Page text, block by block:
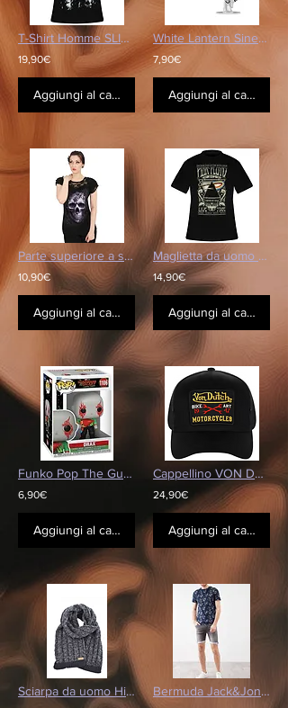
T-Shirt Homme SLIPKNOT - We Are Not Your Kind
19,90€
Aggiungi al carrello
White Lantern Sinestro Limited Edition
7,90€
Aggiungi al carrello
Parte superiore a spirale
10,90€
Aggiungi al carrello
Maglietta da uomo PINK FLOYD - Carnegie
14,90€
Aggiungi al carrello
Funko Pop The Guardians of the Galaxy Holiday Drax
6,90€
Aggiungi al carrello
Cappellino VON DUTCH - 1947
24,90€
Aggiungi al carrello
Sciarpa da uomo Hitashi Redskins Bermuda Jack&Jones